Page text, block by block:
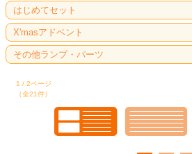
はじめてセット
X'masアドベント
その他ランプ・パーツ
1 / 2ページ
（全21件）